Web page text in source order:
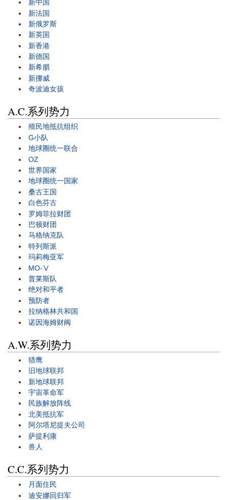
新中国
新法国
新俄罗斯
新英国
新香港
新德国
新希腊
新挪威
奇波迪女孩
A.C.系列势力
殖民地抵抗组织
G小队
地球圈统一联合
OZ
世界国家
地球圈统一国家
桑古王国
白色芬古
罗姆菲拉财团
巴顿财团
马格纳克队
特列斯派
玛莉梅亚军
MO-Ⅴ
普莱斯队
绝对和平者
预防者
拉纳格林共和国
诺因海姆财阀
A.W.系列势力
猎鹰
旧地球联邦
新地球联邦
宇宙革命军
民族解放阵线
北美抵抗军
阿尔塔尼提夫公司
萨提利康
兽人
C.C.系列势力
月面住民
迪安娜回归军